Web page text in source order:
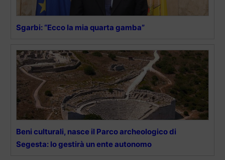
Sgarbi: “Ecco la mia quarta gamba”
Beni culturali, nasce il Parco archeologico di
Segesta: lo gestirà un ente autonomo